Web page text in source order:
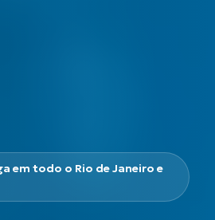
em todo o Rio de Janeiro e